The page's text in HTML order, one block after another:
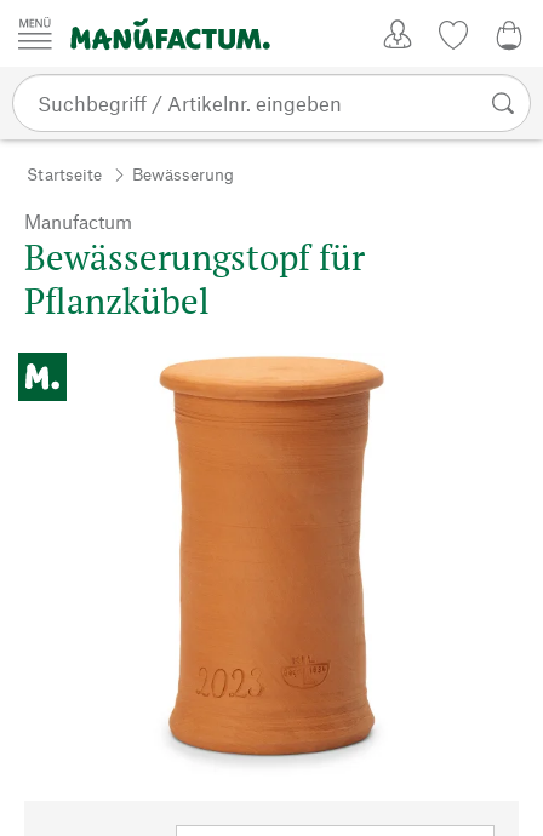
Zum Inhalt springen
Startseite Bewässerung
Manufactum
Bewässerungstopf für
Pflanzkübel